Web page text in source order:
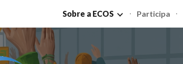
Skip to navigationSobre a ECOS Participa